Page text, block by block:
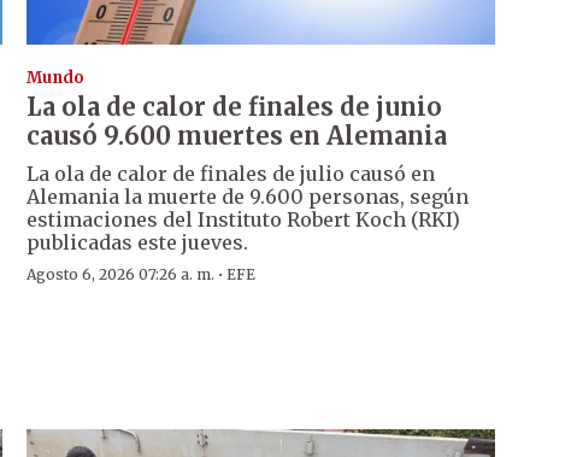
Mundo
La ola de calor de finales de junio
causó 9.600 muertes en Alemania
La ola de calor de finales de julio causó en
Alemania la muerte de 9.600 personas, según
estimaciones del Instituto Robert Koch (RKI)
publicadas este jueves.
Agosto 6, 2026 07:26 a. m. · EFE